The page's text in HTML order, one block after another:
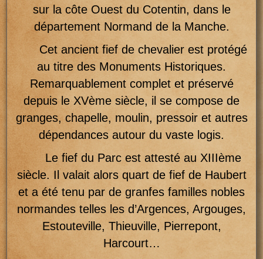
sur la côte Ouest du Cotentin, dans le
département Normand de la Manche.
Cet ancient fief de chevalier est protégé
au titre des Monuments Historiques.
Remarquablement complet et préservé
depuis le XVème siècle, il se compose de
granges, chapelle, moulin, pressoir et autres
dépendances autour du vaste logis.
Le fief du Parc est attesté au XIIIème
siècle. Il valait alors quart de fief de Haubert
et a été tenu par de granfes familles nobles
normandes telles les d’Argences, Argouges,
Estouteville, Thieuville, Pierrepont,
Harcourt…